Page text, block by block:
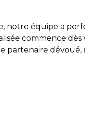
notre équipe a
commence
dévoué,